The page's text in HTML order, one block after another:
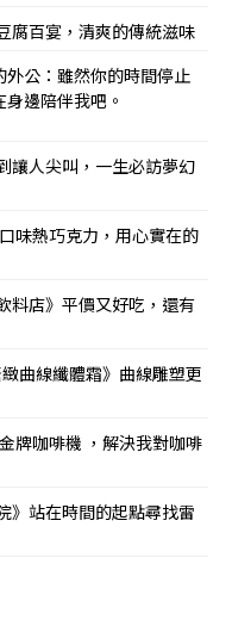
腐百宴，清爽的傳統滋味
外公：雖然你的時間停止
邊陪伴我吧。
讓人尖叫，一生必訪夢幻
味熱巧克力，用心實在的
料店》平價又好吃，還有
曲線纖體霜》曲線雕塑更
牌咖啡機 ，解決我對咖啡
》站在時間的起點尋找雷